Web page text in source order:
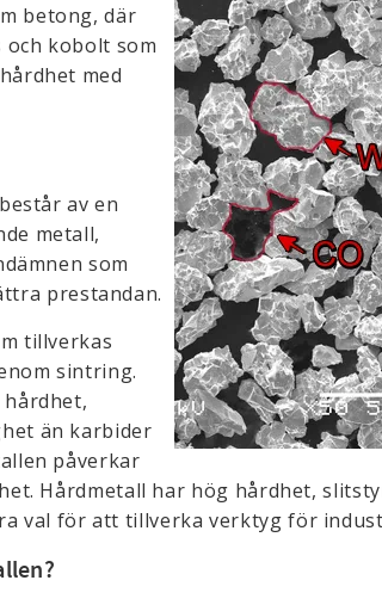
betong, där
kobolt som
med
av en
metall,
som
prestandan.
tillverkas
sintring.
än karbider
påverkar
Hårdmetall har hög hårdhet,
val för att tillverka verktyg för